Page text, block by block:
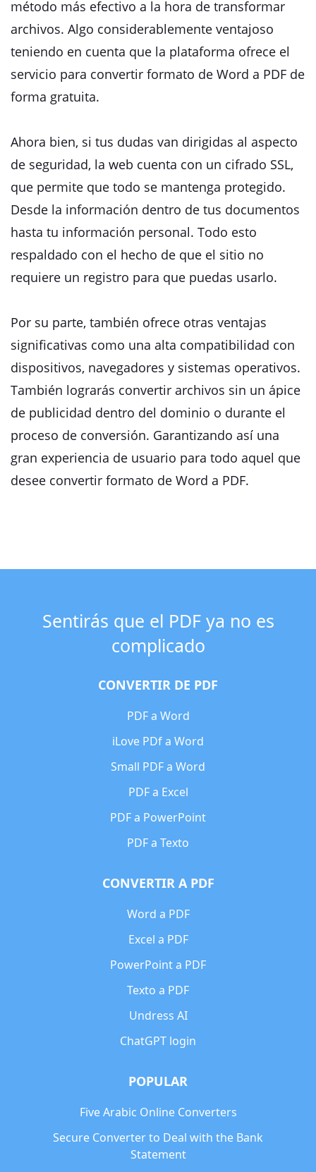
método más efectivo a la hora de transformar
archivos. Algo considerablemente ventajoso
teniendo en cuenta que la plataforma ofrece el
servicio para convertir formato de Word a PDF de
forma gratuita.
Ahora bien, si tus dudas van dirigidas al aspecto
de seguridad, la web cuenta con un cifrado SSL,
que permite que todo se mantenga protegido.
Desde la información dentro de tus documentos
hasta tu información personal. Todo esto
respaldado con el hecho de que el sitio no
requiere un registro para que puedas usarlo.
Por su parte, también ofrece otras ventajas
significativas como una alta compatibilidad con
dispositivos, navegadores y sistemas operativos.
También lograrás convertir archivos sin un ápice
de publicidad dentro del dominio o durante el
proceso de conversión. Garantizando así una
gran experiencia de usuario para todo aquel que
desee convertir formato de Word a PDF.
Sentirás que el PDF ya no es
complicado
CONVERTIR DE PDF
PDF a Word
iLove PDf a Word
Small PDF a Word
PDF a Excel
PDF a PowerPoint
PDF a Texto
CONVERTIR A PDF
Word a PDF
Excel a PDF
PowerPoint a PDF
Texto a PDF
Undress AI
ChatGPT login
POPULAR
Five Arabic Online Converters
Secure Converter to Deal with the Bank
Statement